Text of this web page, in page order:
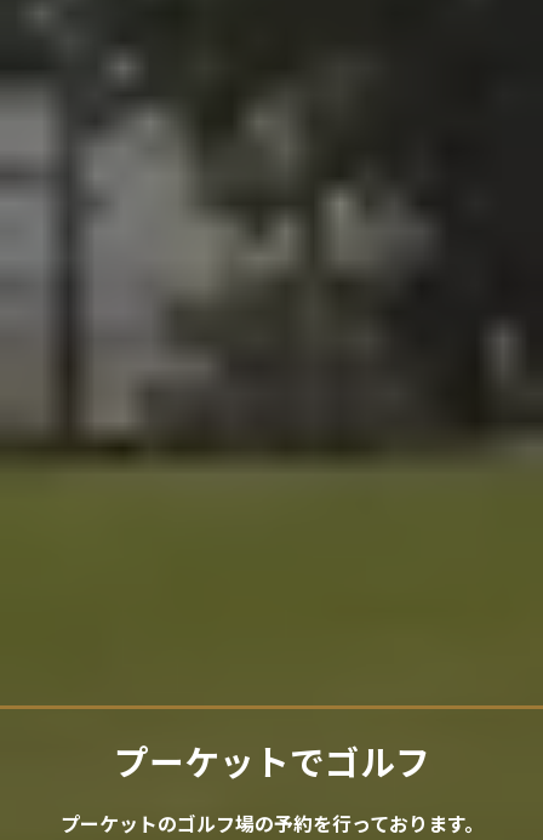
プーケットでゴルフ
プーケットのゴルフ場の予約を行っております。